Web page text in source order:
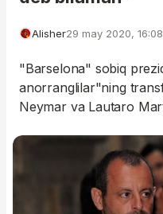
Alisher29 may 2020, 16:08
"Barselona" sobiq
anorranglilar"ning
Neymar va Lautaro